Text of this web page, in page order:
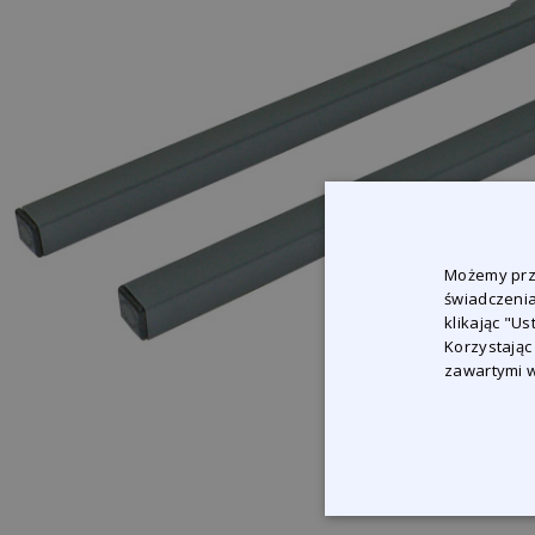
Możemy
klikając
zawartymi